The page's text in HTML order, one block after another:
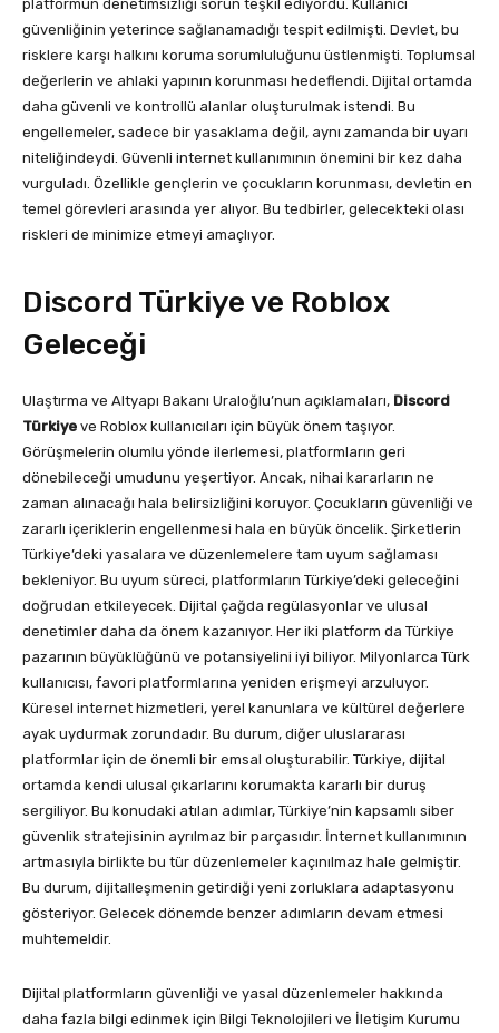
platformun denetimsizliği sorun teşkil ediyordu. Kullanıcı
güvenliğinin yeterince sağlanamadığı tespit edilmişti. Devlet, bu
risklere karşı halkını koruma sorumluluğunu üstlenmişti. Toplumsal
değerlerin ve ahlaki yapının korunması hedeflendi. Dijital ortamda
daha güvenli ve kontrollü alanlar oluşturulmak istendi. Bu
engellemeler, sadece bir yasaklama değil, aynı zamanda bir uyarı
niteliğindeydi. Güvenli internet kullanımının önemini bir kez daha
vurguladı. Özellikle gençlerin ve çocukların korunması, devletin en
temel görevleri arasında yer alıyor. Bu tedbirler, gelecekteki olası
riskleri de minimize etmeyi amaçlıyor.
Discord Türkiye ve Roblox
Geleceği
Ulaştırma ve Altyapı Bakanı Uraloğlu’nun açıklamaları, Discord
Türkiye ve Roblox kullanıcıları için büyük önem taşıyor.
Görüşmelerin olumlu yönde ilerlemesi, platformların geri
dönebileceği umudunu yeşertiyor. Ancak, nihai kararların ne
zaman alınacağı hala belirsizliğini koruyor. Çocukların güvenliği ve
zararlı içeriklerin engellenmesi hala en büyük öncelik. Şirketlerin
Türkiye’deki yasalara ve düzenlemelere tam uyum sağlaması
bekleniyor. Bu uyum süreci, platformların Türkiye’deki geleceğini
doğrudan etkileyecek. Dijital çağda regülasyonlar ve ulusal
denetimler daha da önem kazanıyor. Her iki platform da Türkiye
pazarının büyüklüğünü ve potansiyelini iyi biliyor. Milyonlarca Türk
kullanıcısı, favori platformlarına yeniden erişmeyi arzuluyor.
Küresel internet hizmetleri, yerel kanunlara ve kültürel değerlere
ayak uydurmak zorundadır. Bu durum, diğer uluslararası
platformlar için de önemli bir emsal oluşturabilir. Türkiye, dijital
ortamda kendi ulusal çıkarlarını korumakta kararlı bir duruş
sergiliyor. Bu konudaki atılan adımlar, Türkiye’nin kapsamlı siber
güvenlik stratejisinin ayrılmaz bir parçasıdır. İnternet kullanımının
artmasıyla birlikte bu tür düzenlemeler kaçınılmaz hale gelmiştir.
Bu durum, dijitalleşmenin getirdiği yeni zorluklara adaptasyonu
gösteriyor. Gelecek dönemde benzer adımların devam etmesi
muhtemeldir.
Dijital platformların güvenliği ve yasal düzenlemeler hakkında
daha fazla bilgi edinmek için Bilgi Teknolojileri ve İletişim Kurumu